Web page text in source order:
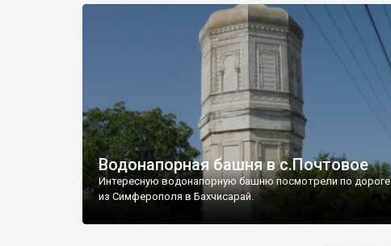
Водонапорная башня в с.Почтовое
Интересную водонапорную башню посмотрели по дороге
из Симферополя в Бахчисарай.